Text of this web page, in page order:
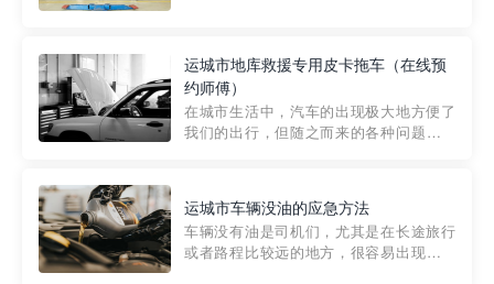
路救援拖车的收费标准是由当地交通管理
部门制定的。起步价通...
运城市地库救援专用皮卡拖车（在线预
约师傅）
在城市生活中，汽车的出现极大地方便了
我们的出行，但随之而来的各种问题也让
紧急情况下，我们需要一种高效可靠的救
援方式。而这时，地库救援专...
运城市车辆没油的应急方法
车辆没有油是司机们，尤其是在长途旅行
或者路程比较远的地方，很容易出现这种